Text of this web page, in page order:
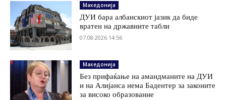
Македонија
ДУИ бара албанскиот јазик да биде
вратен на државните табли
07.08.2026 14:56
Македонија
Без прифаќање на амандманите на ДУИ
и на Алијанса нема Бадентер за законите
за високо образование